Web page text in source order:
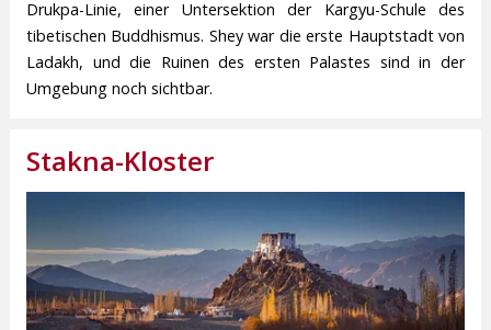
Drukpa-Linie, einer Untersektion der Kargyu-Schule des
tibetischen Buddhismus. Shey war die erste Hauptstadt von
Ladakh, und die Ruinen des ersten Palastes sind in der
Umgebung noch sichtbar.
Stakna-Kloster